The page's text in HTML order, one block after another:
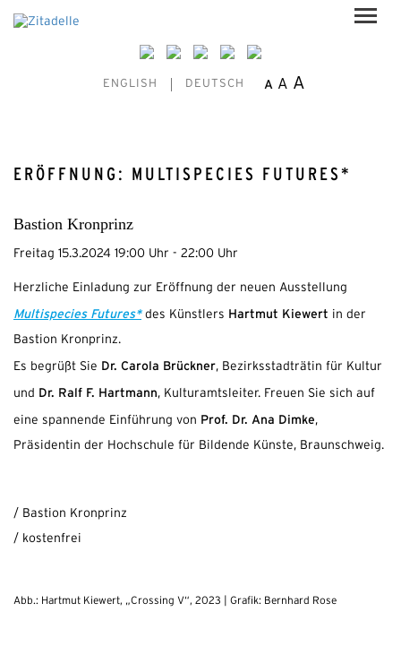
ENGLISH DEUTSCH A A A
ERÖFFNUNG: MULTISPECIES FUTURES*
Bastion Kronprinz
Freitag 15.3.2024 19:00 Uhr - 22:00 Uhr
Herzliche Einladung zur Eröffnung der neuen Ausstellung
Multispecies Futures*des Künstlers Hartmut Kiewert in der
Bastion Kronprinz.
Es begrüßt Sie Dr. Carola Brückner, Bezirksstadträtin für Kultur
und Dr. Ralf F. Hartmann, Kulturamtsleiter. Freuen Sie sich auf
eine spannende Einführung von Prof. Dr. Ana Dimke,
Präsidentin der Hochschule für Bildende Künste, Braunschweig.
/ Bastion Kronprinz
/ kostenfrei
Abb.: Hartmut Kiewert, „Crossing V“, 2023 | Grafik: Bernhard Rose